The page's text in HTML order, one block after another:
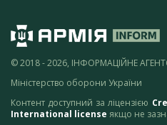
© 2018 - 2026, ІНФОРМАЦІЙНЕ
Міністерство оборони України
Контент доступний за ліцензією
International license якщо не